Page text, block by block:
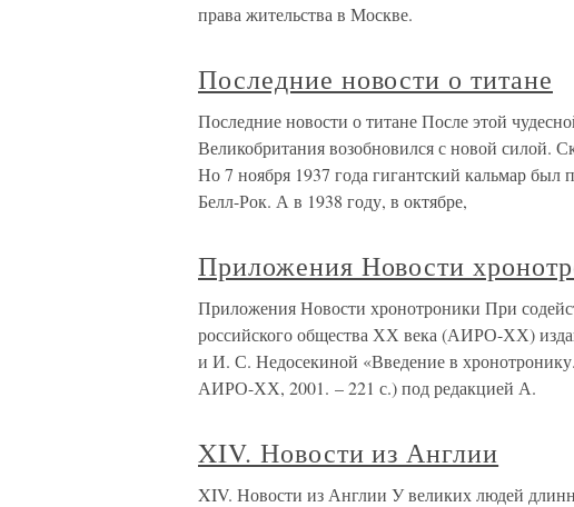
права жительства в Москве.
Последние новости о титане
Последние новости о титане После этой
Великобритания возобновился с новой силой.
Но 7 ноября 1937 года гигантский кальмар
Белл-Рок. А в 1938 году, в октябре,
Приложения Новости
Приложения Новости хронотроники При
российского общества ХХ века (АИРО-ХХ)
и И. С. Недосекиной «Введение в
АИРО-ХХ, 2001. – 221 с.) под редакцией А.
XIV. Новости из Англии
XIV. Новости из Англии У великих людей